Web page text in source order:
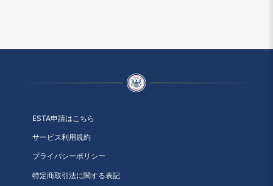
ESTA申請はこちら
サービス利用規約
プライバシーポリシー
特定商取引法に関する表記